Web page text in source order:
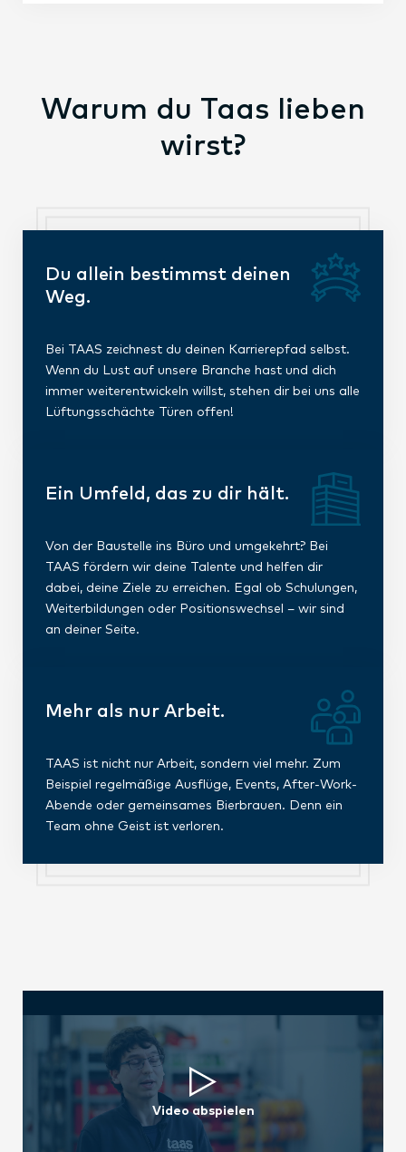
Warum du Taas lieben
wirst?
Du allein bestimmst deinen
Weg.
Bei TAAS zeichnest du deinen Karrierepfad selbst.
Wenn du Lust auf unsere Branche hast und dich
immer weiterentwickeln willst, stehen dir bei uns alle
Lüftungsschächte Türen offen!
Ein Umfeld, das zu dir hält.
Von der Baustelle ins Büro und umgekehrt? Bei
TAAS fördern wir deine Talente und helfen dir
dabei, deine Ziele zu erreichen. Egal ob Schulungen,
Weiterbildungen oder Positionswechsel – wir sind
an deiner Seite.
Mehr als nur Arbeit.
TAAS ist nicht nur Arbeit, sondern viel mehr. Zum
Beispiel regelmäßige Ausflüge, Events, After-Work-
Abende oder gemeinsames Bierbrauen. Denn ein
Team ohne Geist ist verloren.
Video abspielen